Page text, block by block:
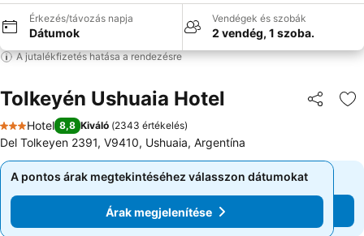
Érkezés/távozás napja
Dátumok
Vendégek és szobák
2 vendég, 1 szoba.
A jutalékfizetés hatása a rendezésre
Tolkeyén Ushuaia Hotel
3 Kategória
Hotel 8,8 Kiváló (2343 értékelés)
Del Tolkeyen 2391, V9410, Ushuaia, Argentína
A pontos árak megtekintéséhez válasszon dátumokat
Árak megjelenítése
A pontos árak megtekintéséhez válasszon dátumokat
Árak megjelenítése